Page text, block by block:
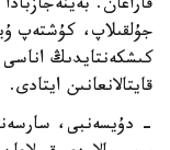
قاراعان.
جۇلقىلاپ، كۇشتەپ
كىشكەنتايدىڭ
قايتالانعانىن ايتادى.
- دۇيسەنبى،